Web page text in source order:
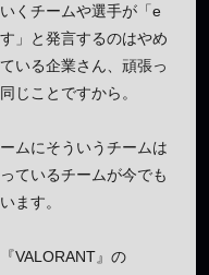
くチームや選手が「e
」と発言するのはやめ
いる企業さん、頑張っ
じことですから。
ムにそういうチームは
ているチームが今でも
ます。
VALORANT』の